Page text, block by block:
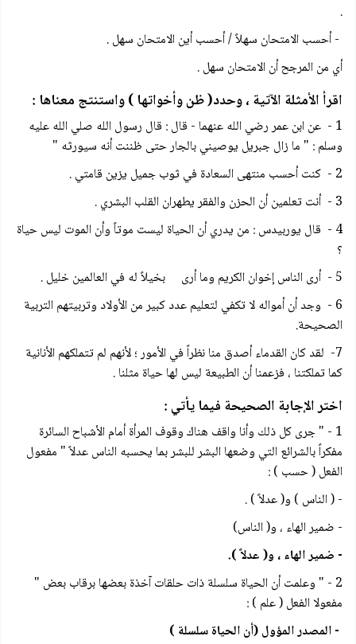
.
- أحسب الامتحان سهلاً / أحسب أين الامتحان سهل .
أي من المرجح أن الامتحان سهل .
اقرأ الأمثلة الآتية ، وحدد( ظن وأخواتها ) واستنتج معناها :
1 - عن ابن عمر رضي الله عنهما - قال : قال رسول الله صلي الله عليه
وسلم : " ما زال جبريل يوصيني بالجار حتی ظننت أنه سيورثه "
2 - كنت أحسب منتهى السعادة في ثوب جميل يزين قامتي .
3 - أنت تعلمين أن الحزن والفقر يطهران القلب البشري .
4 - قال يوربيدس : من يدري أن الحياة ليست موتاً وأن الموت ليس حياة
؟
5 - أرى الناس إخوان الكريم وما أرى بخيلاً له في العالمين خليل .
6 - وجد أن أمواله لا تكفي لتعليم عدد كبير من الأولاد وتربيتهم التربية
الصحيحة.
7- لقد كان القدماء أصدق منا نظراً في الأمور ؛ لأنهم لم تتملكهم الأنانية
كما تملكتنا ، فزعمنا أن الطبيعة ليس لها حياة مثلنا .
اختر الإجابة الصحيحة فيما يأتي :
1 - " جرى كل ذلك وأنا واقف هناك وقوف المرأة أمام الأشباح السائرة
مفكراً بالشرائع التي وضعها البشر للبشر بما يحسبه الناس عدلاً " مفعول
الفعل ( حسب ) :
- ( الناس ) و( عدلاً ) .
- ضمير الهاء ، و( الناس)
- ضمیر الهاء ، و( عدلاً ).
2 - " وعلمت أن الحياة سلسلة ذات حلقات آخذة بعضها برقاب بعض "
مفعولا الفعل ( علم ) :
- المصدر المؤول (أن الحياة سلسلة )